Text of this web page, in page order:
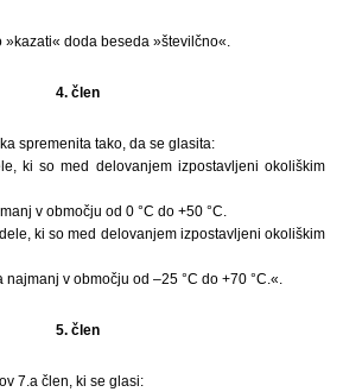
doda beseda »številčno«.
4. člen
spremenita tako, da se glasita:
ki so med delovanjem izpostavljeni okoliškim
v območju od 0 °C do +50 °C.
ki so med delovanjem izpostavljeni okoliškim
v območju od –25 °C do +70 °C.«.
5. člen
7.a člen, ki se glasi: